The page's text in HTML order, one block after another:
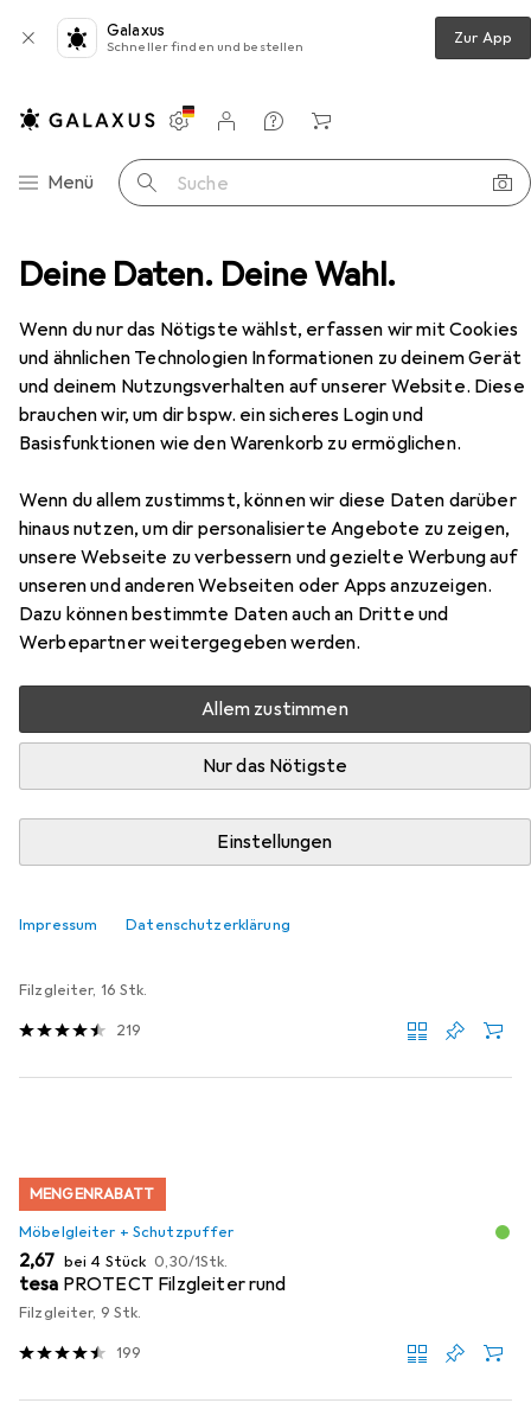
Deine Daten. Deine Wahl.
Wenn du nur das Nötigste wählst, erfassen wir mit Cookies
und ähnlichen Technologien Informationen zu deinem Gerät
und deinem Nutzungsverhalten auf unserer Website. Diese
brauchen wir, um dir bspw. ein sicheres Login und
Basisfunktionen wie den Warenkorb zu ermöglichen.
Wenn du allem zustimmst, können wir diese Daten darüber
hinaus nutzen, um dir personalisierte Angebote zu zeigen,
unsere Webseite zu verbessern und gezielte Werbung auf
unseren und anderen Webseiten oder Apps anzuzeigen.
Dazu können bestimmte Daten auch an Dritte und
Werbepartner weitergegeben werden.
Allem zustimmen
Nur das Nötigste
Einstellungen
Impressum Datenschutzerklärung
Galaxus
Schneller finden und bestellen Zur App
Navigation nach Kategorien
Menü Suche
Einstellungen
Kundenkonto
Vergleichslisten
Merklisten
Warenkorb
Regal Vicco Küchenunterschrank R-Line
EUR
231,93
ViccoKüchenunterschrank R-Line
80 x 60 x 81.60 cm
Zubehör für Vicco
Küchenunterschrank R-Line
Hier findest du passendes Zubehör zum Produkt Vicco
Küchenunterschrank R-Line aus der Kategorie
Möbelgleiter + Schutzpuffer.
Relevanz
MENGENRABATT
EUR
4,17 EUR
Filzgleiter, 16 Stk.
219
MENGENRABATT
Möbelgleiter + Schutzpuffer
EUR
2,67 bei 4 Stück EUR
0,30/1Stk.
tesa PROTECT Filzgleiter rund
Filzgleiter, 9 Stk.
199